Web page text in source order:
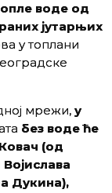
опле воде од
јутарњих
у топлани
мрежи, у
без воде ће
(од
Дукина),